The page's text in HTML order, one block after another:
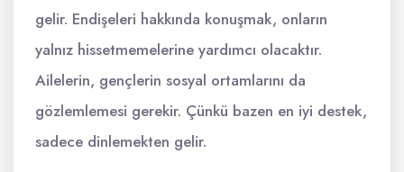
gelir. Endişeleri hakkında konuşmak, onların
yalnız hissetmemelerine yardımcı olacaktır.
Ailelerin, gençlerin sosyal ortamlarını da
gözlemlemesi gerekir. Çünkü bazen en iyi destek,
sadece dinlemekten gelir.